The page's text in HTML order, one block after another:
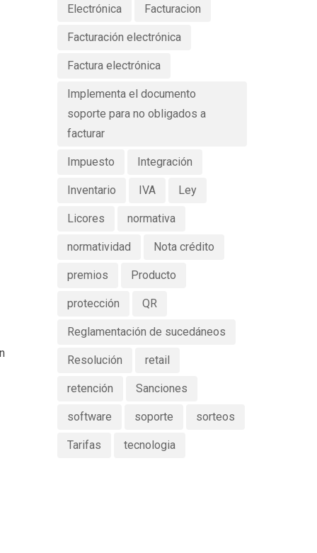
Electrónica Facturacion
Facturación electrónica
Factura electrónica
Implementa el documento
soporte para no obligados a
facturar
Impuesto Integración
Inventario IVA Ley
Licores normativa
normatividad Nota crédito
premios Producto
protección QR
Reglamentación de sucedáneos
Resolución retail
retención Sanciones
software soporte sorteos
Tarifas tecnologia